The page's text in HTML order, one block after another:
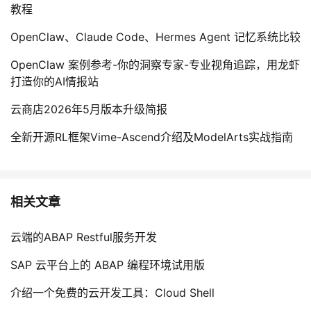
教程
OpenClaw、Claude Code、Hermes Agent 记忆系统比较
OpenClaw 案例参考-你的洞察专家-专业视角追踪，用龙虾
打造你的AI情报站
云商店2026年5月版本升级简报
全新开源RL框架Vime-Ascend介绍及ModelArts实战指南
相关文章
云端的ABAP Restful服务开发
SAP 云平台上的 ABAP 编程环境试用版
介绍一个免费的云开发工具：Cloud Shell